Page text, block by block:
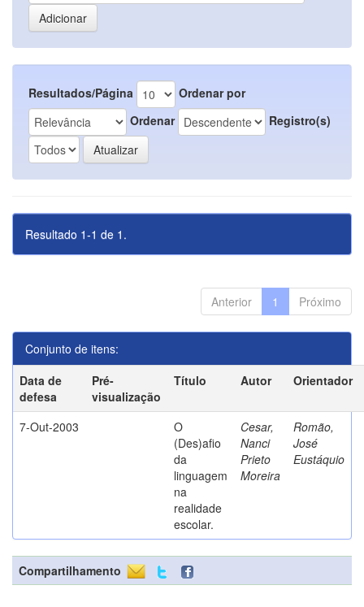
Resultados/Página
Ordenar por
Ordenar
Registro(s)
Resultado 1-1 de 1.
Anterior 1 Próximo
Conjunto de itens:
Data de
defesa
Pré-
visualização
Título Autor Orientador
7-Out-2003
O
(Des)afio
da
linguagem
na
realidade
escolar.
Cesar,
Nanci
Prieto
Moreira
Romão,
José
Eustáquio
Compartilhamento